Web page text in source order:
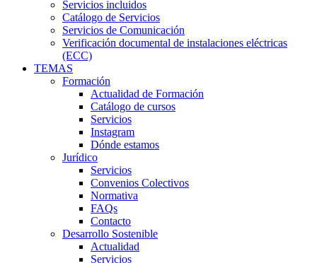
Servicios incluidos
Catálogo de Servicios
Servicios de Comunicación
Verificación documental de instalaciones eléctricas
(ECC)
TEMAS
Formación
Actualidad de Formación
Catálogo de cursos
Servicios
Instagram
Dónde estamos
Jurídico
Servicios
Convenios Colectivos
Normativa
FAQs
Contacto
Desarrollo Sostenible
Actualidad
Servicios